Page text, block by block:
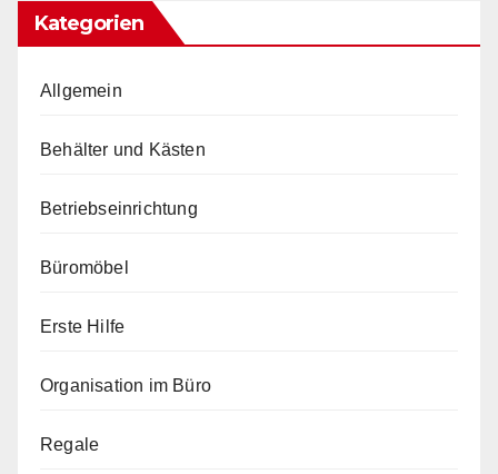
Kategorien
Allgemein
Behälter und Kästen
Betriebseinrichtung
Büromöbel
Erste Hilfe
Organisation im Büro
Regale